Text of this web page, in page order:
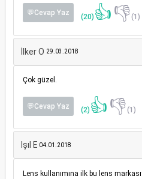
💬Cevap Yaz (20) 👍👎(1)
İlker O 29.03.2018
Çok güzel.
💬Cevap Yaz (2) 👍👎(1)
Işıl E 04.01.2018
Lens kullanımına ilk bu lens